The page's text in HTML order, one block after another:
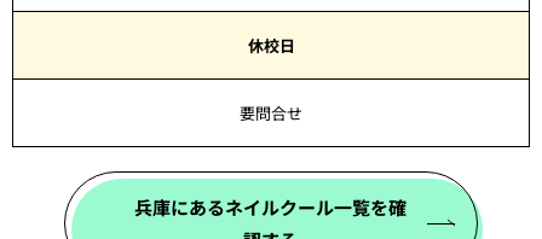
休校日
要問合せ
兵庫にあるネイルクール一覧を確